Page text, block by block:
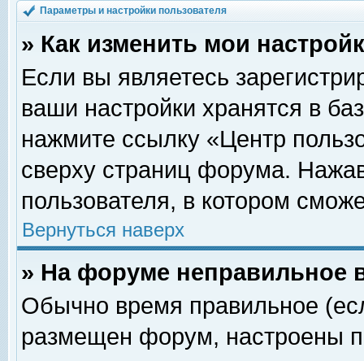
Параметры и настройки пользователя
» Как изменить мои
Если вы являетесь
ваши настройки хранятся в
нажмите ссылку «Центр
сверху страниц форума.
пользователя, в котором
Вернуться наверх
» На форуме неправильное
Обычно время правильное
размещен форум, настроены